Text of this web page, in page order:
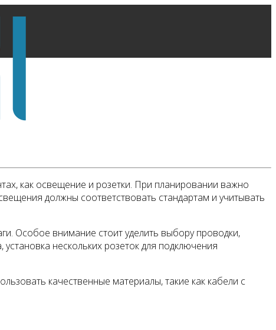
как освещение и розетки. При планировании важно
должны соответствовать стандартам и учитывать
Особое внимание стоит уделить выбору проводки,
нескольких розеток для подключения
качественные материалы, такие как кабели с